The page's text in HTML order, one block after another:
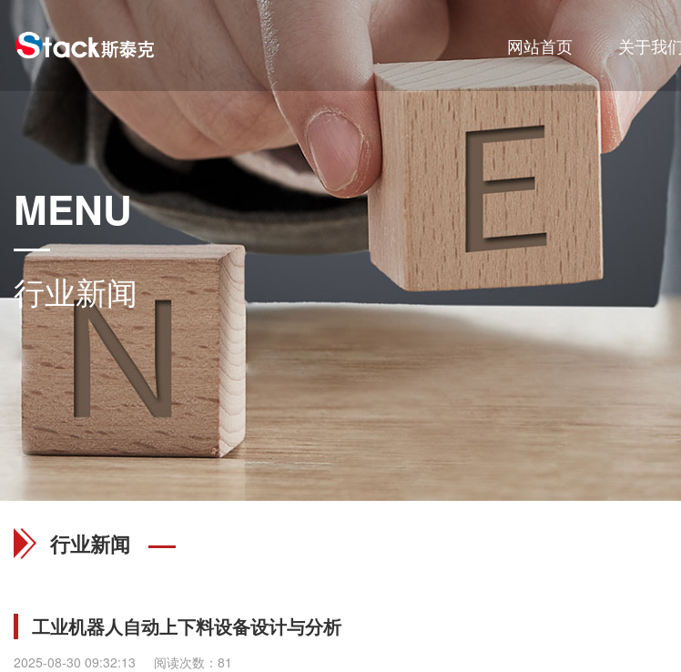
网站首页 关于我
MENU
行业新闻
行业新闻
工业机器人自动上下料设备设计与分析
2025-08-30 09:32:13 阅读次数：81